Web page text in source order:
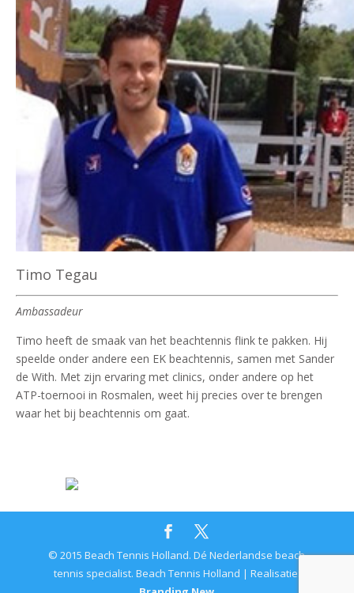
Timo Tegau
Ambassadeur
Timo heeft de smaak van het beachtennis flink te pakken. Hij
speelde onder andere een EK beachtennis, samen met Sander
de With. Met zijn ervaring met clinics, onder andere op het
ATP-toernooi in Rosmalen, weet hij precies over te brengen
waar het bij beachtennis om gaat.
© 2015 Beach Tennis Holland. Dé Nederlandse beach
tennis specialist. Beach Tennis Holland | Realisatie: